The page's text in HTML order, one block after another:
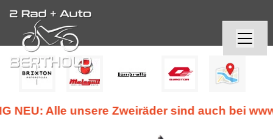
Alle unsere Zweiräder sind auch bei